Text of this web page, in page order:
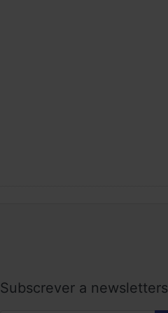
Subscrever a newsletters